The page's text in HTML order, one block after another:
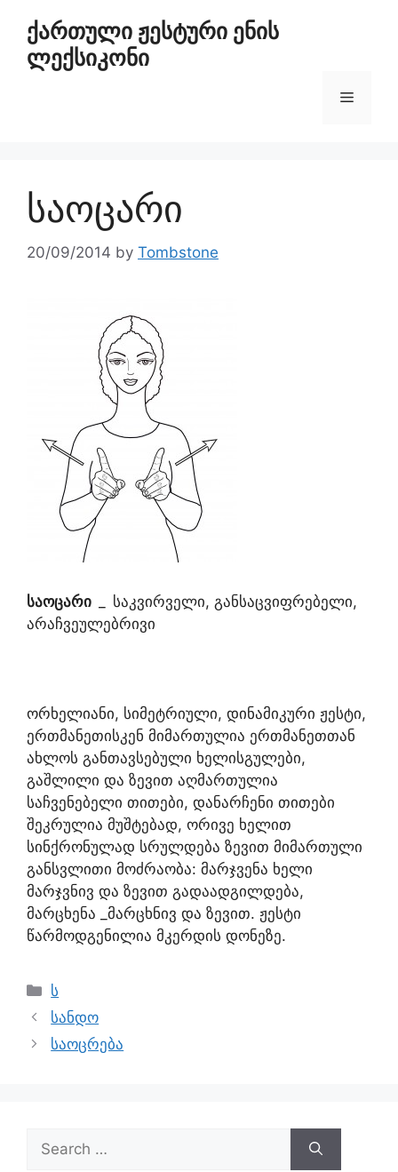
ქართული ჟესტური ენის
ლექსიკონი
საოცარი
20/09/2014 by Tombstone
საოცარი
საკვირველი, განსაცვიფრებელი,
არაჩვეულებრივი
ორხელიანი, სიმეტრიული, დინამიკური ჟესტი,
ერთმანეთისკენ მიმართულია ერთმანეთთან
ახლოს განთავსებული ხელისგულები,
გაშლილი და ზევით აღმართულია
საჩვენებელი თითები, დანარჩენი თითები
შეკრულია მუშტებად, ორივე ხელით
სინქრონულად სრულდება ზევით მიმართული
განსვლითი მოძრაობა: მარჯვენა ხელი
მარჯვნივ და ზევით გადაადგილდება,
მარცხენა _მარცხნივ და ზევით. ჟესტი
წარმოდგენილია მკერდის დონეზე.
ს
სანდო
საოცრება